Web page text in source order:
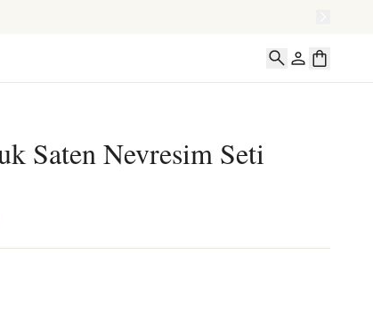
Saten Nevresim Seti